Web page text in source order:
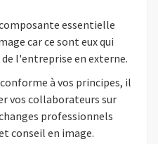
essentielle
car ce sont eux qui
l'entreprise en externe.
à vos principes, il
vos collaborateurs sur
professionnels
conseil en image.